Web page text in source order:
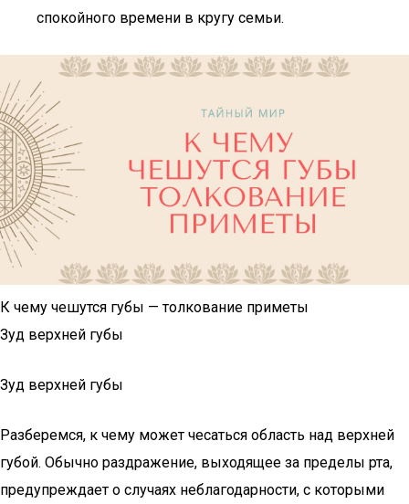
спокойного времени в кругу семьи.
К чему чешутся губы — толкование приметы
Зуд верхней губы
Зуд верхней губы
Разберемся, к чему может чесаться область над верхней
губой. Обычно раздражение, выходящее за пределы рта,
предупреждает о случаях неблагодарности, с которыми